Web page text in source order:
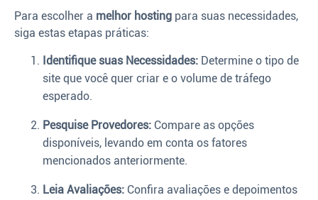
Para escolher a melhor hosting para suas necessidades,
siga estas etapas práticas:
Identifique suas Necessidades: Determine o tipo de
site que você quer criar e o volume de tráfego
esperado.
Pesquise Provedores: Compare as opções
disponíveis, levando em conta os fatores
mencionados anteriormente.
Leia Avaliações: Confira avaliações e depoimentos